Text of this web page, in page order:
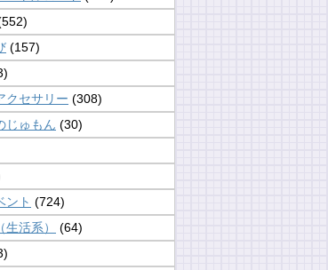
(157)
クセサリー (308)
じゅもん (30)
ント (724)
活系）
(64)